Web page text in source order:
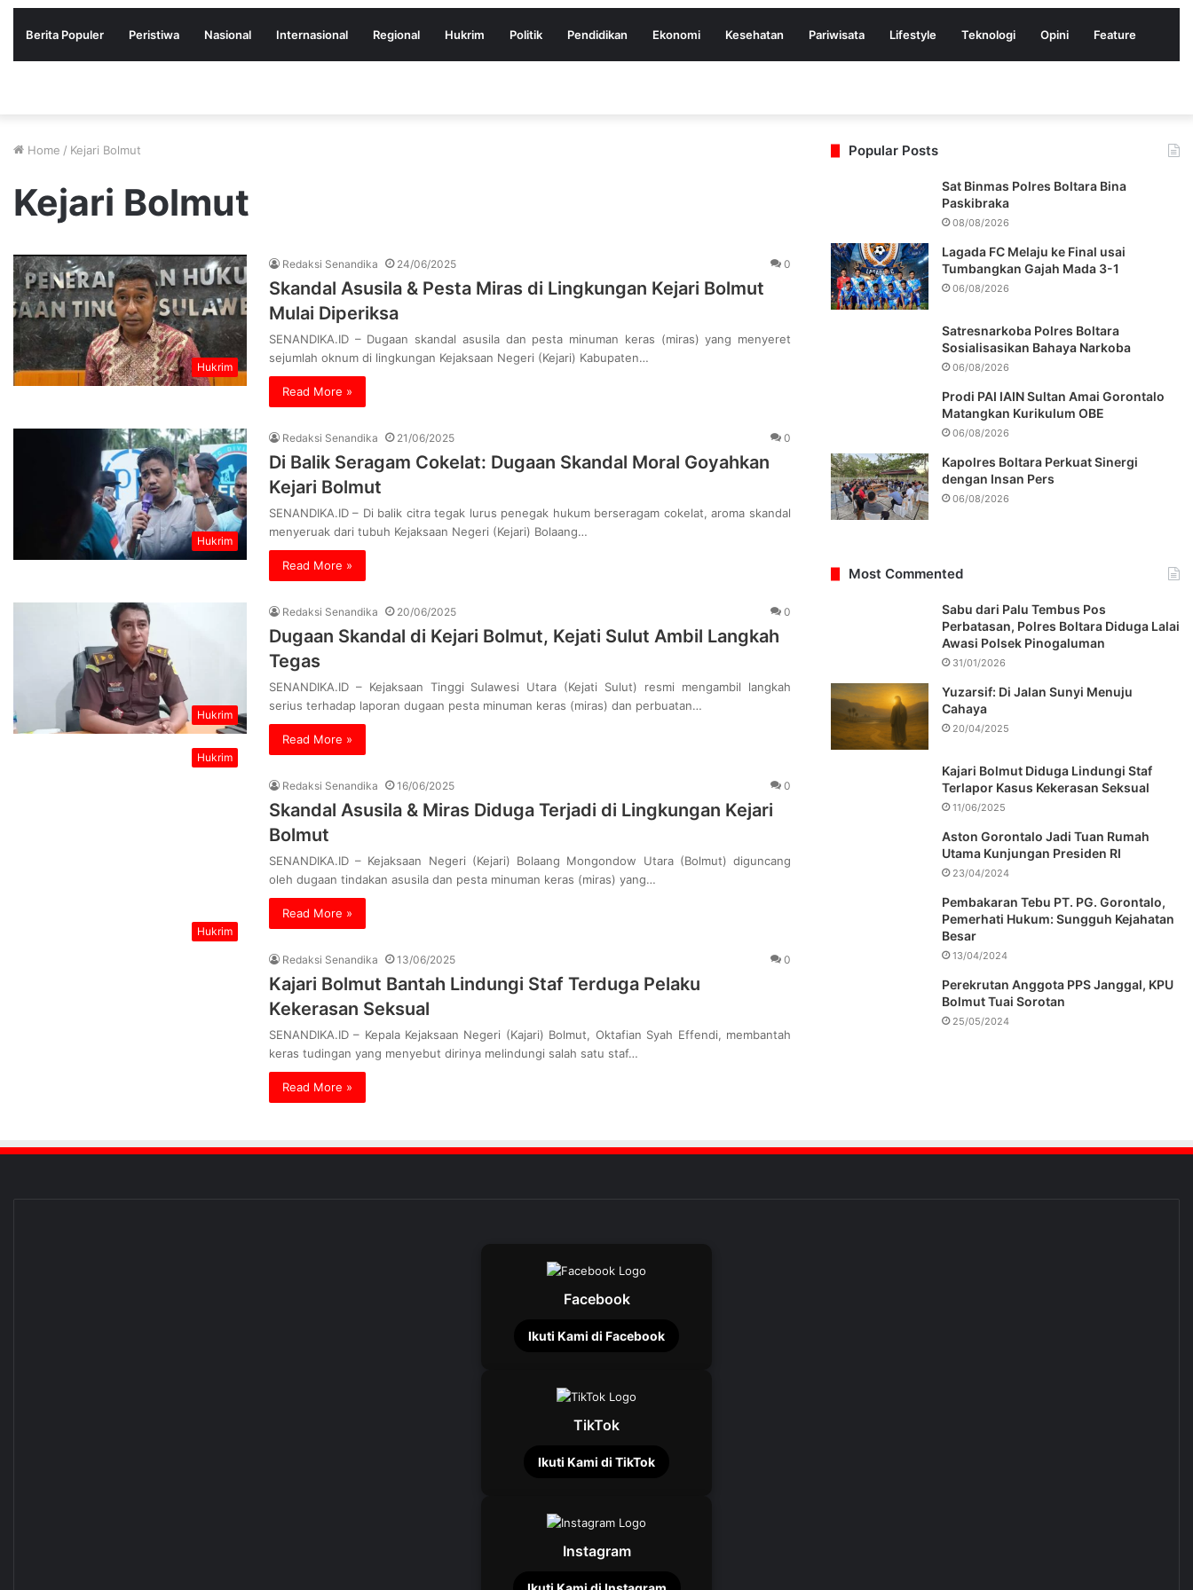
Berita Populer Peristiwa Nasional Internasional Regional Hukrim Politik Pendidikan Ekonomi Kesehatan Pariwisata Lifestyle Teknologi Opini Feature
Home / Kejari Bolmut
Kejari Bolmut
Hukrim
Redaksi Senandika 24/06/2025 0
Skandal Asusila & Pesta Miras di Lingkungan Kejari Bolmut
Mulai Diperiksa
SENANDIKA.ID – Dugaan skandal asusila dan pesta minuman keras (miras) yang menyeret
sejumlah oknum di lingkungan Kejaksaan Negeri (Kejari) Kabupaten…
Read More »
Hukrim
Redaksi Senandika 21/06/2025 0
Di Balik Seragam Cokelat: Dugaan Skandal Moral Goyahkan
Kejari Bolmut
SENANDIKA.ID – Di balik citra tegak lurus penegak hukum berseragam cokelat, aroma skandal
menyeruak dari tubuh Kejaksaan Negeri (Kejari) Bolaang…
Read More »
Hukrim
Redaksi Senandika 20/06/2025 0
Dugaan Skandal di Kejari Bolmut, Kejati Sulut Ambil Langkah
Tegas
SENANDIKA.ID – Kejaksaan Tinggi Sulawesi Utara (Kejati Sulut) resmi mengambil langkah
serius terhadap laporan dugaan pesta minuman keras (miras) dan perbuatan…
Read More »
Hukrim
Redaksi Senandika 16/06/2025 0
Skandal Asusila & Miras Diduga Terjadi di Lingkungan Kejari
Bolmut
SENANDIKA.ID – Kejaksaan Negeri (Kejari) Bolaang Mongondow Utara (Bolmut) diguncang
oleh dugaan tindakan asusila dan pesta minuman keras (miras) yang…
Read More »
Hukrim
Redaksi Senandika 13/06/2025 0
Kajari Bolmut Bantah Lindungi Staf Terduga Pelaku
Kekerasan Seksual
SENANDIKA.ID – Kepala Kejaksaan Negeri (Kajari) Bolmut, Oktafian Syah Effendi, membantah
keras tudingan yang menyebut dirinya melindungi salah satu staf…
Read More »
Popular Posts
Sat Binmas Polres Boltara Bina
Paskibraka
08/08/2026
Lagada FC Melaju ke Final usai
Tumbangkan Gajah Mada 3-1
06/08/2026
Satresnarkoba Polres Boltara
Sosialisasikan Bahaya Narkoba
06/08/2026
Prodi PAI IAIN Sultan Amai Gorontalo
Matangkan Kurikulum OBE
06/08/2026
Kapolres Boltara Perkuat Sinergi
dengan Insan Pers
06/08/2026
Most Commented
Sabu dari Palu Tembus Pos
Perbatasan, Polres Boltara Diduga Lalai
Awasi Polsek Pinogaluman
31/01/2026
Yuzarsif: Di Jalan Sunyi Menuju
Cahaya
20/04/2025
Kajari Bolmut Diduga Lindungi Staf
Terlapor Kasus Kekerasan Seksual
11/06/2025
Aston Gorontalo Jadi Tuan Rumah
Utama Kunjungan Presiden RI
23/04/2024
Pembakaran Tebu PT. PG. Gorontalo,
Pemerhati Hukum: Sungguh Kejahatan
Besar
13/04/2024
Perekrutan Anggota PPS Janggal, KPU
Bolmut Tuai Sorotan
25/05/2024
Facebook
Ikuti Kami di Facebook
TikTok
Ikuti Kami di TikTok
Instagram